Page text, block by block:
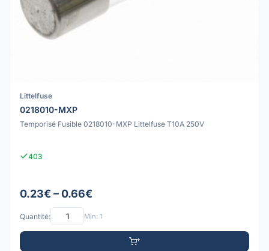
Littelfuse
0218010-MXP
Temporisé Fusible 0218010-MXP Littelfuse T10A 250V
403
0.23€ – 0.66€
Quantité: Min: 1